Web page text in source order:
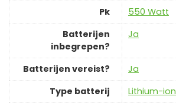
Pk
‎550 Watt
Batterijen
inbegrepen?
‎Ja
Batterijen vereist?
‎Ja
Type batterij
‎Lithium-ion